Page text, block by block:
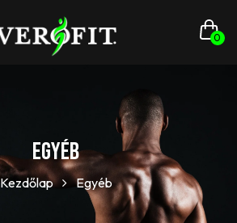
0
Egyéb
Kezdőlap Egyéb